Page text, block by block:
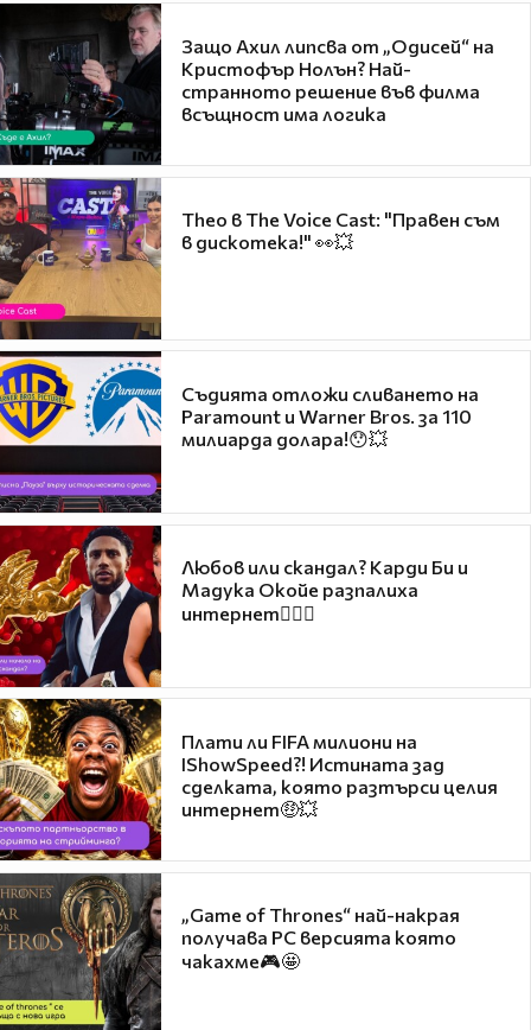
Защо Ахил липсва от „Одисей“ на
Кристофър Нолън? Най-
странното решение във филма
всъщност има логика
Theo в The Voice Cast: "Правен съм
в дискотека!" 👀💥
Съдията отложи сливането на
Paramount и Warner Bros. за 110
милиарда долара!😯💥
Любов или скандал? Карди Би и
Мадука Окойе разпалиха
интернет❤️‍🔥🔥
Плати ли FIFA милиони на
IShowSpeed?! Истината зад
сделката, която разтърси целия
интернет🤑💥
„Game of Thrones“ най-накрая
получава PC версията която
чакахме🎮🤩